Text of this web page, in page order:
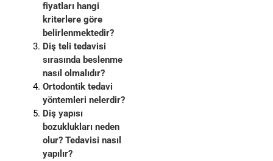
fiyatları hangi
kriterlere göre
belirlenmektedir?
Diş teli tedavisi
sırasında beslenme
nasıl olmalıdır?
Ortodontik tedavi
yöntemleri nelerdir?
Diş yapısı
bozuklukları neden
olur? Tedavisi nasıl
yapılır?